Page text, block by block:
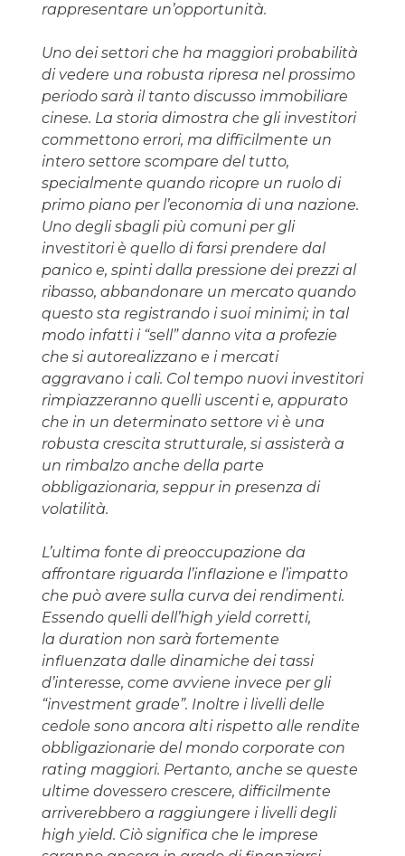
rappresentare un’opportunità.
Uno dei settori che ha maggiori probabilità
di vedere una robusta ripresa nel prossimo
periodo sarà il tanto discusso immobiliare
cinese. La storia dimostra che gli investitori
commettono errori, ma difficilmente un
intero settore scompare del tutto,
specialmente quando ricopre un ruolo di
primo piano per l’economia di una nazione.
Uno degli sbagli più comuni per gli
investitori è quello di farsi prendere dal
panico e, spinti dalla pressione dei prezzi al
ribasso, abbandonare un mercato quando
questo sta registrando i suoi minimi; in tal
modo infatti i “sell” danno vita a profezie
che si autorealizzano e i mercati
aggravano i cali. Col tempo nuovi investitori
rimpiazzeranno quelli uscenti e, appurato
che in un determinato settore vi è una
robusta crescita strutturale, si assisterà a
un rimbalzo anche della parte
obbligazionaria, seppur in presenza di
volatilità.
L’ultima fonte di preoccupazione da
affrontare riguarda l’inflazione e l’impatto
che può avere sulla curva dei rendimenti.
Essendo quelli dell’high yield corretti,
la duration non sarà fortemente
influenzata dalle dinamiche dei tassi
d’interesse, come avviene invece per gli
“investment grade”. Inoltre i livelli delle
cedole sono ancora alti rispetto alle rendite
obbligazionarie del mondo corporate con
rating maggiori. Pertanto, anche se queste
ultime dovessero crescere, difficilmente
arriverebbero a raggiungere i livelli degli
high yield. Ciò significa che le imprese